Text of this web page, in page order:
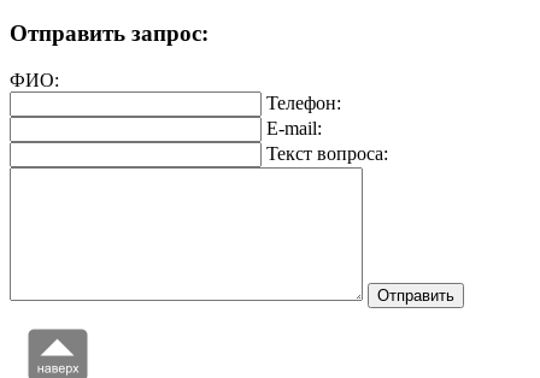
Отправить запрос:
ФИО:
Телефон:
E-mail:
Текст вопроса: